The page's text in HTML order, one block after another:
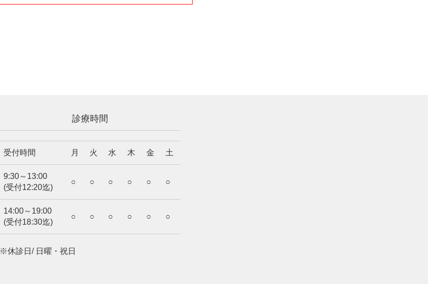
診療時間
受付時間 月 火 水 木 金 土
9:30～13:00
(受付12:20迄)
○ ○ ○ ○ ○ ○
14:00～19:00
(受付18:30迄)
○ ○ ○ ○ ○ ○
※休診日/ 日曜・祝日